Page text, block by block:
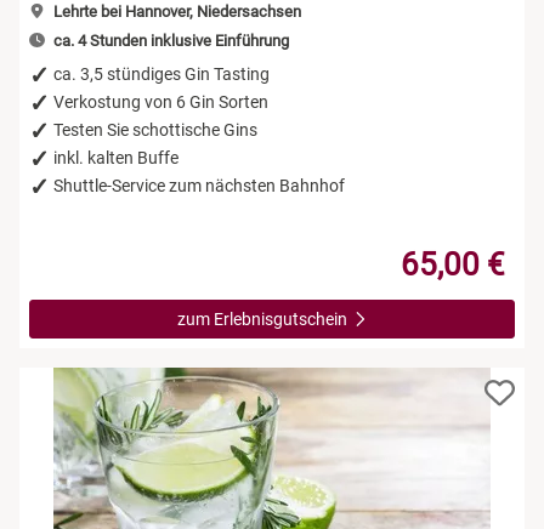
Lehrte bei Hannover, Niedersachsen
ca. 4 Stunden inklusive Einführung
ca. 3,5 stündiges Gin Tasting
Verkostung von 6 Gin Sorten
Testen Sie schottische Gins
inkl. kalten Buffe
Shuttle-Service zum nächsten Bahnhof
65,00 €
zum Erlebnisgutschein